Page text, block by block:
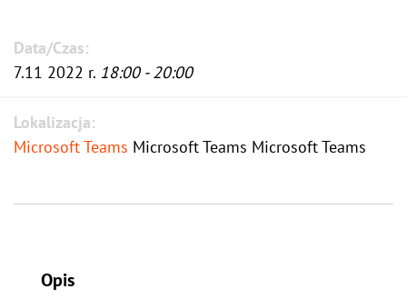
Data/Czas:
7.11 2022 r. 18:00 - 20:00
Lokalizacja:
Microsoft Teams Microsoft Teams Microsoft Teams
Opis